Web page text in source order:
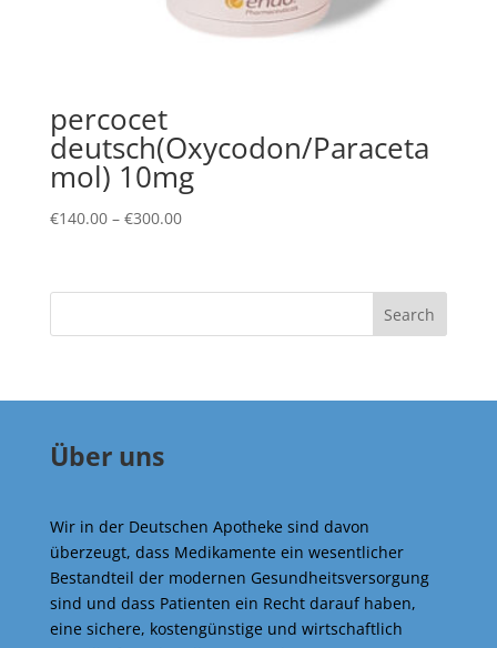
percocet
deutsch(Oxycodon/Paraceta
mol) 10mg
€140.00 – €300.00Price
through
Search
Über uns
Wir in der Deutschen Apotheke sind davon
überzeugt, dass Medikamente ein wesentlicher
Bestandteil der modernen Gesundheitsversorgung
sind und dass Patienten ein Recht darauf haben,
eine sichere, kostengünstige und wirtschaftlich